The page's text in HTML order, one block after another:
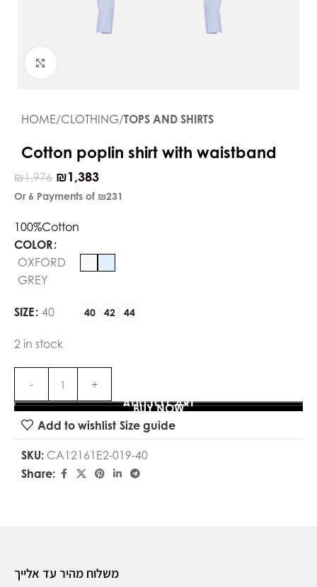
HOME CLOTHING TOPS AND SHIRTS
Cotton poplin shirt with waistband
₪1,976 ₪1,383
Or 6 Payments of ₪231
100%Cotton
COLOR
OXFORD
GREY
SIZE 40 40 42 44
2 in stock
ADD TO CART
BUY NOW
Add to wishlist Size guide
SKU: CA12161E2-019-40
Share:
משלוח מהיר עד אלייך